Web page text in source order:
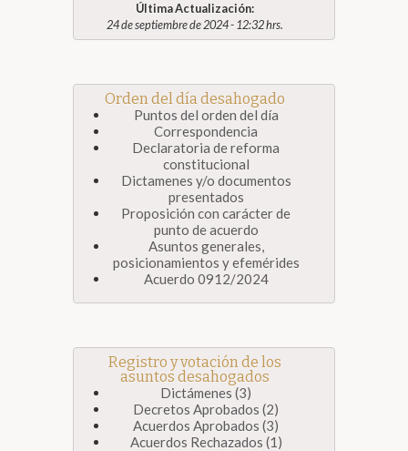
Última Actualización:
24 de septiembre de 2024 - 12:32 hrs.
Orden del día desahogado
Puntos del orden del día
Correspondencia
Declaratoria de reforma
constitucional
Dictamenes y/o documentos
presentados
Proposición con carácter de
punto de acuerdo
Asuntos generales,
posicionamientos y efemérides
Acuerdo 0912/2024
Registro y votación de los
asuntos desahogados
Dictámenes (3)
Decretos Aprobados (2)
Acuerdos Aprobados (3)
Acuerdos Rechazados (1)